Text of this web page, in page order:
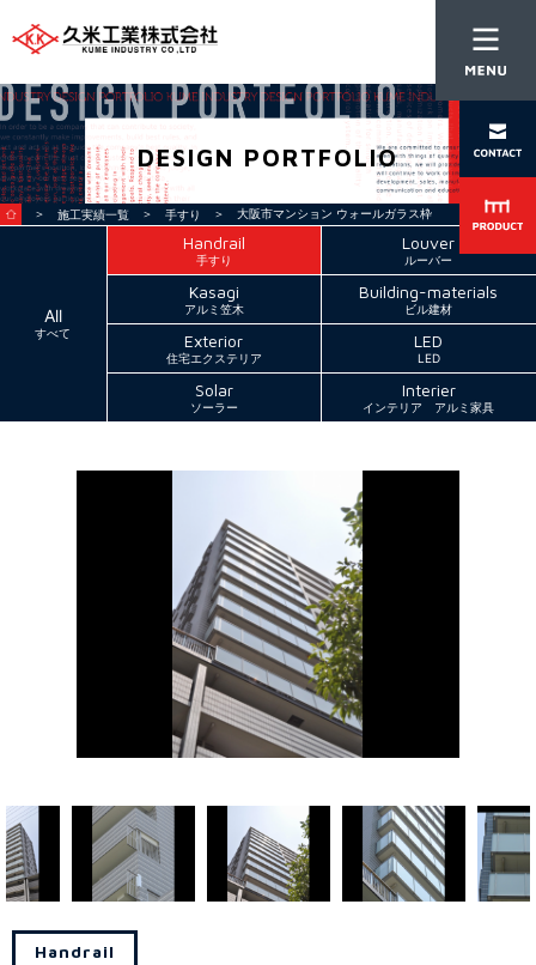
DESIGN PORTFOLIO
＞ 施工実績一覧 ＞ 手すり ＞ 大阪市マンション ウォールガラス枠
All
すべて
Handrail
手すり
Louver
ルーバー
Kasagi
アルミ笠木
Building-materials
ビル建材
Exterior
住宅エクステリア
LED
LED
Solar
ソーラー
Interier
インテリア アルミ家具
Handrail